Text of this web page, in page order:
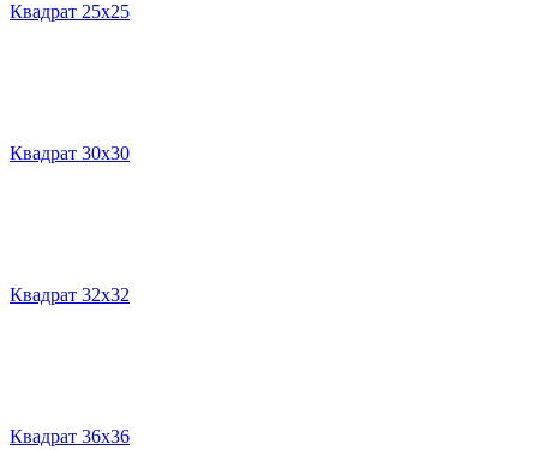
Квадрат 25х25
Квадрат 30х30
Квадрат 32х32
Квадрат 36х36